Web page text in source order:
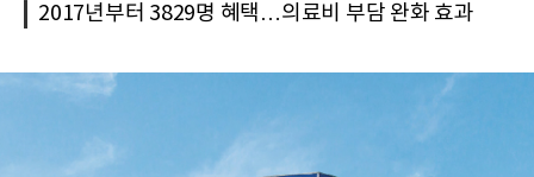
2017년부터 3829명 혜택…의료비 부담 완화 효과